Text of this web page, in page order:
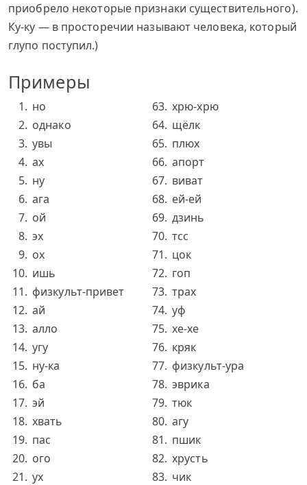
приобрело некоторые признаки существительного).
Ку-ку — в просторечии называют человека, который
глупо поступил.)
Примеры
но
однако
увы
ах
ну
ага
ой
эх
ох
ишь
физкульт-привет
ай
алло
угу
ну-ка
ба
эй
хвать
пас
ого
ух
хрю-хрю
щёлк
плюх
апорт
виват
ей-ей
дзинь
тсс
цок
гоп
трах
уф
хе-хе
кряк
физкульт-ура
эврика
тюк
агу
пшик
хрусть
чик